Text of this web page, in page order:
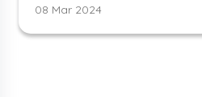
08 Mar 2024